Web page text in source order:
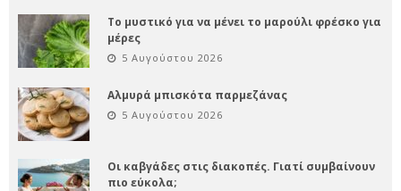
Το μυστικό για να μένει το μαρούλι φρέσκο για
μέρες
5 Αυγούστου 2026
Αλμυρά μπισκότα παρμεζάνας
5 Αυγούστου 2026
Οι καβγάδες στις διακοπές. Γιατί συμβαίνουν
πιο εύκολα;